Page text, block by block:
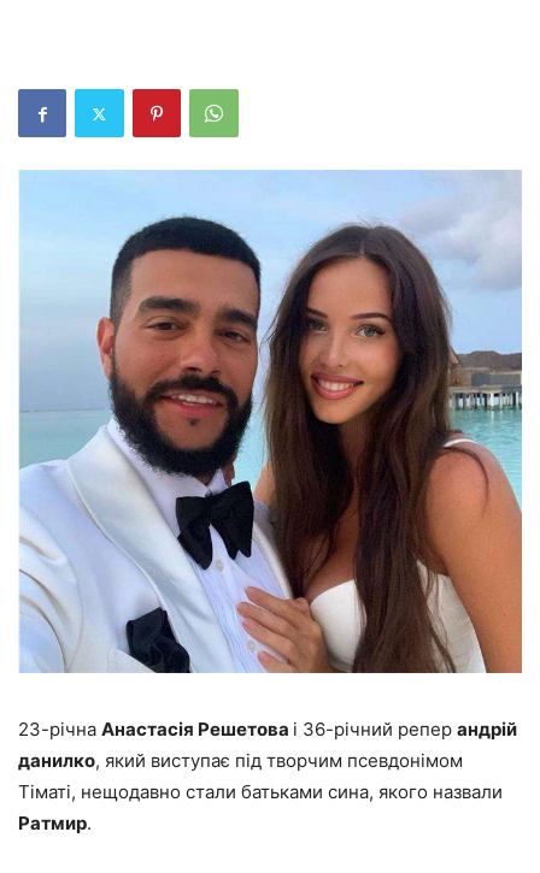
23-річна Анастасія Решетова і 36-річний репер андрій
данилко, який виступає під творчим псевдонімом
Тіматі, нещодавно стали батьками сина, якого назвали
Ратмир.